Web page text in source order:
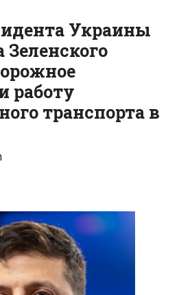
Украины
работу
транспорта в